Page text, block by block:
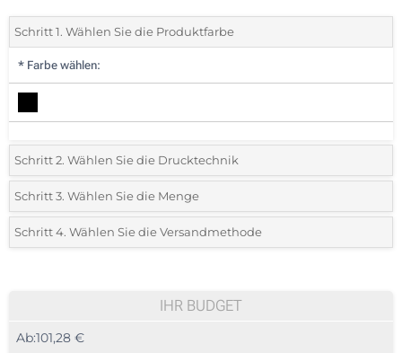
Schritt 1. Wählen Sie die Produktfarbe
* Farbe wählen:
Schritt 2. Wählen Sie die Drucktechnik
*Wählen Sie die Druck- und Farbtechniken für Ihr Logo:
1 Farbig (Vorderseite)
Schritt 3. Wählen Sie die Menge
*Bitte wählen Sie Ihre gewünschte Menge
10
Schritt 4. Wählen Sie die Versandmethode
IHR BUDGET
Ab:101,28 €